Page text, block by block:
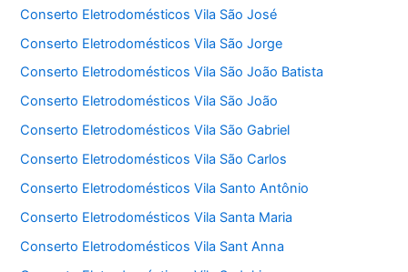
Conserto Eletrodomésticos Vila São José
Conserto Eletrodomésticos Vila São Jorge
Conserto Eletrodomésticos Vila São João Batista
Conserto Eletrodomésticos Vila São João
Conserto Eletrodomésticos Vila São Gabriel
Conserto Eletrodomésticos Vila São Carlos
Conserto Eletrodomésticos Vila Santo Antônio
Conserto Eletrodomésticos Vila Santa Maria
Conserto Eletrodomésticos Vila Sant Anna